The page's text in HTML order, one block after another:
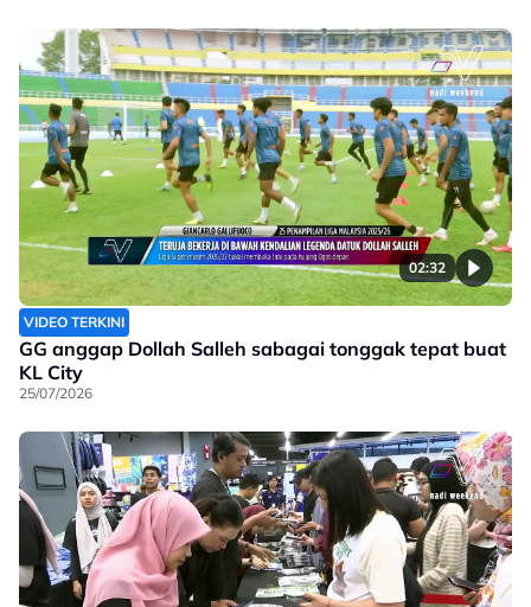
02:32
VIDEO TERKINI
GG anggap Dollah Salleh sabagai tonggak tepat buat
KL City
25/07/2026